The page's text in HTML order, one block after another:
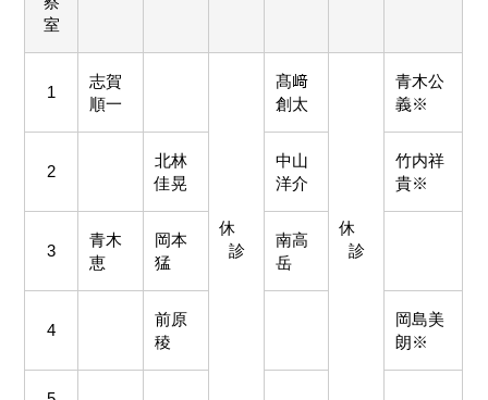
室
1
志賀
順一
休
診
髙﨑
創太
休
診
青木公
義※
2
北林
佳晃
中山
洋介
竹内祥
貴※
3
青木
恵
岡本
猛
南高
岳
4
前原
稜
岡島美
朗※